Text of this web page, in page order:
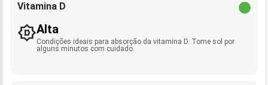
Vitamina D
Alta
Condições ideais para absorção da vitamina D. Tome sol por
alguns minutos com cuidado.